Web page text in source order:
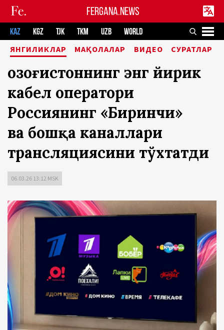
FERGANA.NEWS
KAZ KGZ TJK TKM UZB WORLD
ЯНГИЛИКЛАР МАҚОЛАЛАР ВИДЕО СУРАТЛАР
Қозоғистоннинг энг йирик
кабел оператори
Россиянинг «Биринчи»
ва бошқа каналлари
трансляциясини тўхтатди
06.03.26 13:12 MSK